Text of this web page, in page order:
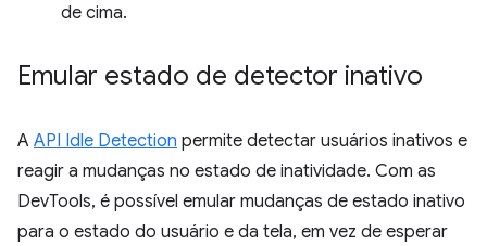
de cima.
Emular estado de detector inativo
A API Idle Detection permite detectar usuários inativos e
reagir a mudanças no estado de inatividade. Com as
DevTools, é possível emular mudanças de estado inativo
para o estado do usuário e da tela, em vez de esperar